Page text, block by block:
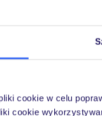
cookie w celu
cookie